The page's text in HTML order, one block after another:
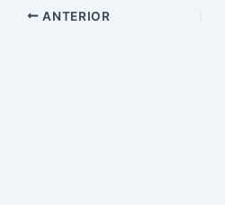
ANTERIOR